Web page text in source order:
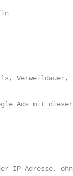
in
Verweildauer,
Ads mit
IP-Adresse,